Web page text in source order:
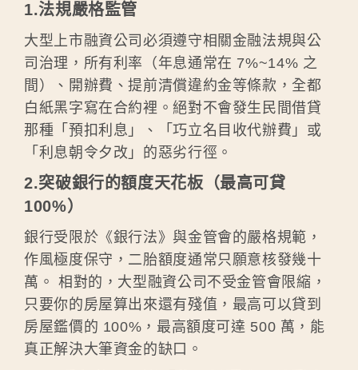
1.法規嚴格監管
大型上市融資公司必須遵守相關金融法規與公
司治理，所有利率（年息通常在 7%~14% 之
間）、開辦費、提前清償違約金等條款，全都
白紙黑字寫在合約裡。絕對不會發生民間借貸
那種「預扣利息」、「巧立名目收代辦費」或
「利息朝令夕改」的惡劣行徑。
2.突破銀行的額度天花板（最高可貸
100%）
銀行受限於《銀行法》與金管會的嚴格規範，
作風極度保守，二胎額度通常只願意核發幾十
萬。 相對的，大型融資公司不受金管會限縮，
只要你的房屋算出來還有殘值，最高可以貸到
房屋鑑價的 100%，最高額度可達 500 萬，能
真正解決大筆資金的缺口。